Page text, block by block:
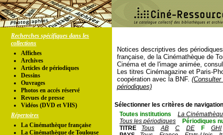
Recherches spécifiques dans les
collections
Affiches
Archives
Articles de périodiques
Dessins
Ouvrages
Photos en accés réservé
Revues de presse
Vidéos (DVD et VHS)
Répertoires
La Cinémathèque française
La Cinémathèque de Toulouse
Notices descriptives des
française, de la Cinémathèque de
Cinéma et de l'image animée,
Les titres Cinémagazine et Paris-
coopération avec la BNF.
périodiques)
Sélectionner les critères de
Toutes institutions
La
Tous les périodiques
Périodiques
TITRE
Tous AB C DE F
GHI